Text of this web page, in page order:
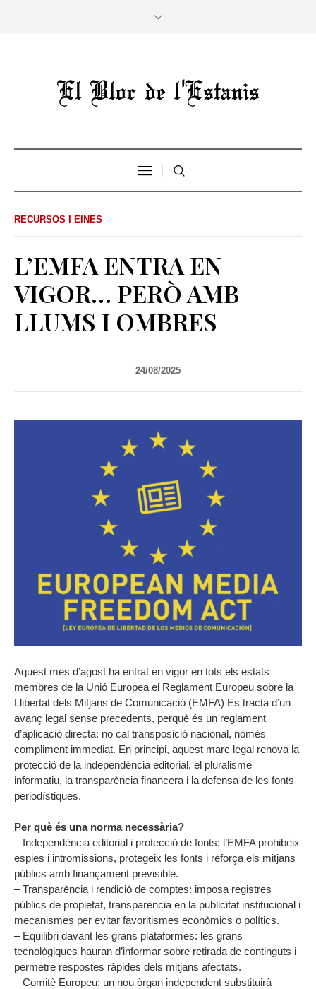
RECURSOS I EINES
L’EMFA ENTRA EN
VIGOR… PERÒ AMB
LLUMS I OMBRES
24/08/2025
Aquest mes d’agost ha entrat en vigor en tots els estats
membres de la Unió Europea el Reglament Europeu sobre la
Llibertat dels Mitjans de Comunicació (EMFA) Es tracta d’un
avanç legal sense precedents, perquè és un reglament
d’aplicació directa: no cal transposició nacional, només
compliment immediat. En principi, aquest marc legal renova la
protecció de la independència editorial, el pluralisme
informatiu, la transparència financera i la defensa de les fonts
periodístiques.
Per què és una norma necessària?
– Independència editorial i protecció de fonts: l’EMFA prohibeix
espies i intromissions, protegeix les fonts i reforça els mitjans
públics amb finançament previsible.
– Transparència i rendició de comptes: imposa registres
públics de propietat, transparència en la publicitat institucional i
mecanismes per evitar favoritismes econòmics o polítics.
– Equilibri davant les grans plataformes: les grans
tecnològiques hauran d’informar sobre retirada de continguts i
permetre respostes ràpides dels mitjans afectats.
– Comitè Europeu: un nou òrgan independent substituirà